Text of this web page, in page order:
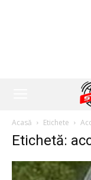
Acasă Etichete
Etichetă: